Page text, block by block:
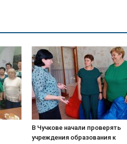
В Чучкове начали проверять
учреждения образования к